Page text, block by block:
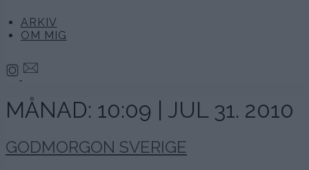
ARKIV
OM MIG
MÅNAD: 10:09 | JUL 31. 2010
GODMORGON SVERIGE